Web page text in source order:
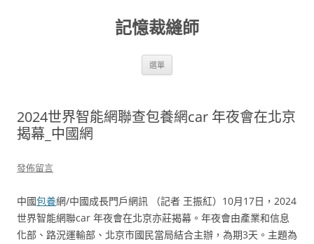
記憶裁縫師
選單
2024世界智能網聯查包養網car 年夜會在北京
揭幕_中國網
發佈留言
中國包養網/中國成長門戶網訊 （記者 王振紅）10月17日，2024
世界智能網聯car 年夜會在北京亦莊揭幕。年夜會由產業和信息
化部、路況運輸部、北京市國民當局結合主辦，為期3天。主題為